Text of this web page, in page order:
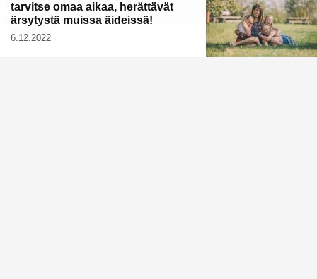
tarvitse omaa aikaa, herättävät
ärsytystä muissa äideissä!
6.12.2022